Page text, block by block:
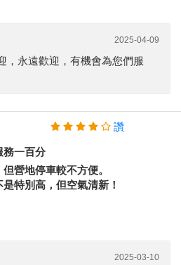
2025-04-09
，永遠歡迎，有機會為您們服
讚
務一百分
營地停車較不方便。
特別高，但空氣清新！
2025-03-10